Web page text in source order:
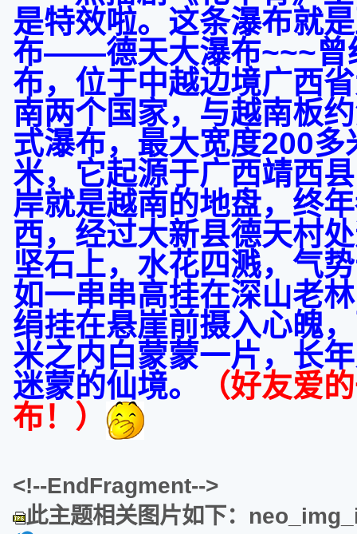
是特效啦。这条瀑布就
布——德天大瀑布~~~
布，位于中越边境广西
南两个国家，与越南板
式瀑布，最大宽度200多
米，它起源于广西靖西
岸就是越南的地盘，终
西，经过大新县德天村
坚石上，水花四溅，气
如一串串高挂在深山老
绢挂在悬崖前摄入心魄
米之内白蒙蒙一片，长
迷蒙的仙境。
（好友爱
布！）
<!--EndFragment-->
此主题相关图片如下：